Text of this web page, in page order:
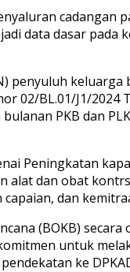
data dasar
02/BL.01/J1/
PKB dan
Peningkatan
dan obat
dan
(BOKB)
untuk
ke